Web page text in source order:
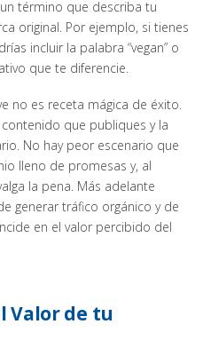
término que describa tu
original. Por ejemplo, si tienes
incluir la palabra “vegan” o
que te diferencie.
no es receta mágica de éxito.
que publiques y la
No hay peor escenario que
lleno de promesas y, al
la pena. Más adelante
generar tráfico orgánico y de
en el valor percibido del
Valor de tu